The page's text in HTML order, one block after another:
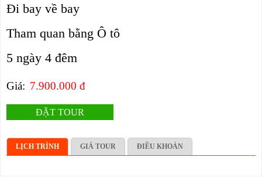
Đi bay về bay
Tham quan bằng Ô tô
5 ngày 4 đêm
Giá: 7.900.000 đ
ĐẶT TOUR
LỊCH TRÌNH GIÁ TOUR ĐIỀU KHOẢN